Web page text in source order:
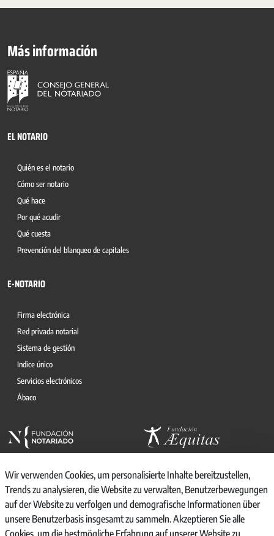
Más información
EL NOTARIO
Quién es el notario
Cómo ser notario
Qué hace
Por qué acudir
Qué cuesta
Prevención del blanqueo de capitales
E-NOTARIO
Firma electrónica
Red privada notarial
Sistema de gestión
Indice único
Servicios electrónicos
Ábaco
© 2026, CONSEJO GENERAL DEL NOTARIO
CANAL INTERNO DE INFORMACIÓN
Wir verwenden Cookies, um personalisierte Inhalte bereitzustellen,
Trends zu analysieren, die Website zu verwalten, Benutzerbewegungen
auf der Website zu verfolgen und demografische Informationen über
unsere Benutzerbasis insgesamt zu sammeln. Akzeptieren Sie alle
Cookies, um die bestmögliche Erfahrung auf unserer Website zu